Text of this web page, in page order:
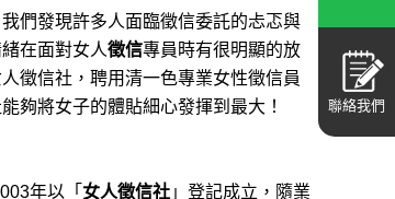
聯絡我們
們發現許多人面臨徵信委託的忐忑與
在面對女人徵信專員時有很明顯的放
徵信社，聘用清一色專業女性徵信員
夠將女子的體貼細心發揮到最大 ！
年以「 女人徵信社 」登記成立，隨業